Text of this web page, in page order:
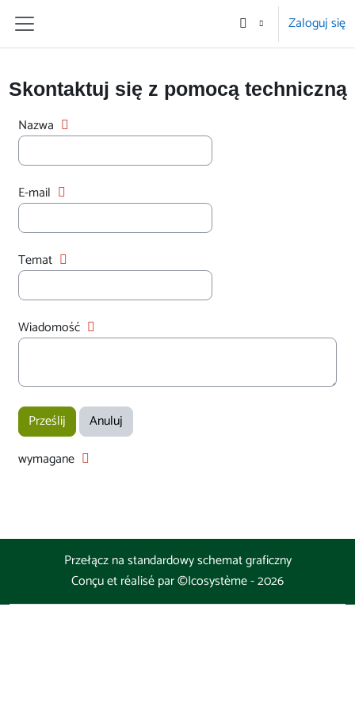
Panel boczny
Zaloguj się
Skontaktuj się z pomocą techniczną
Nazwa
E-mail
Temat
Wiadomość
wymagane
Przełącz na standardowy schemat graficzny
Conçu et réalisé par©Icosystème-2026